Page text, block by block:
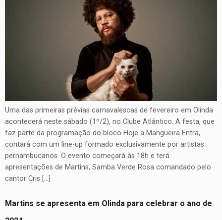
Uma das primeiras prévias carnavalescas de fevereiro em Olinda
acontecerá neste sábado (1º/2), no Clube Atlântico. A festa, que
faz parte da programação do bloco Hoje a Mangueira Entra,
contará com um line-up formado exclusivamente por artistas
pernambucanos. O evento começará às 18h e terá
apresentações de Martins, Samba Verde Rosa comandado pelo
cantor Cris […]
Martins se apresenta em Olinda para celebrar o ano de